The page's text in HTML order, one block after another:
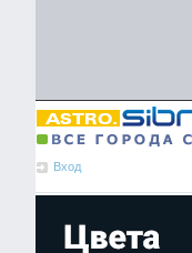
Вход